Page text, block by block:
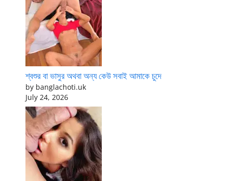
শ্বশুর বা ভাসুর অথবা অন্য কেউ সবাই আমাকে চুদে
by banglachoti.uk
July 24, 2026